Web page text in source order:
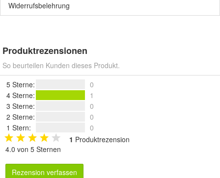
Widerrufsbelehrung
Produktrezensionen
So beurteilen Kunden dieses Produkt.
5 Sterne:
0
4 Sterne:
1
3 Sterne:
0
2 Sterne:
0
1 Stern:
0
1 Produktrezension
4.0 von 5 Sternen
Rezension verfassen